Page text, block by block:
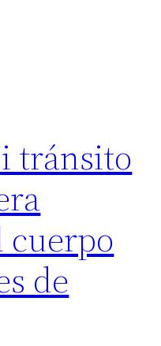
tránsito
cuerpo
de